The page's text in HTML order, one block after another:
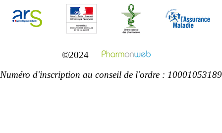
©2024
Numéro d'inscription au conseil de l'ordre : 10001053189